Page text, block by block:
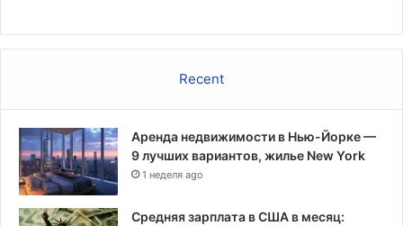
и
и
Recent
Аренда недвижимости в Нью-Йорке —
9 лучших вариантов, жилье New York
1 неделя ago
Средняя зарплата в США в месяц: